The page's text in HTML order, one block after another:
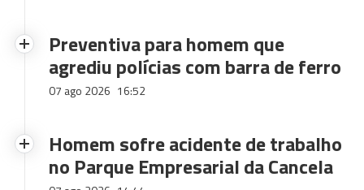
Preventiva para homem que
agrediu polícias com barra de ferro
07 ago 2026 16:52
Homem sofre acidente de trabalho
no Parque Empresarial da Cancela